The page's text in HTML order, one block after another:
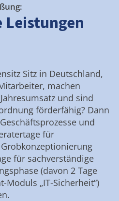
Leistungen
Sitz in Deutschland,
machen
und sind
förderfähig? Dann
und
für
für sachverständige
(davon 2 Tage
Moduls „IT-Sicherheit“)